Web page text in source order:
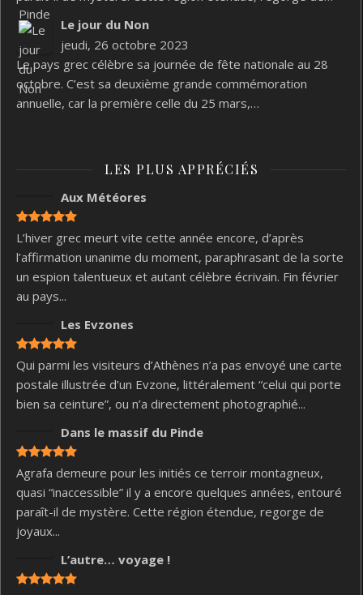
Le jour du Non
jeudi, 26 octobre 2023
Le pays grec célèbre sa journée de fête nationale au 28
octobre. C’est sa deuxième grande commémoration
annuelle, car la première celle du 25 mars,…
LES PLUS APPRÉCIÉS
Aux Météores
L’hiver grec meurt vite cette année encore, d’après
l’affirmation unanime du moment, paraphrasant de la sorte
un espion talentueux et autant célèbre écrivain. Fin février
au pays...
Les Evzones
Qui parmi les visiteurs d’Athènes n’a pas envoyé une carte
postale illustrée d’un Evzone, littéralement “celui qui porte
bien sa ceinture”, ou n’a directement photographié...
Dans le massif du Pinde
Agrafa demeure pour les initiés ce terroir montagneux,
quasi “inaccessible” il y a encore quelques années, entouré
paraît-il de mystère. Cette région étendue, regorge de
joyaux...
L’autre… voyage !